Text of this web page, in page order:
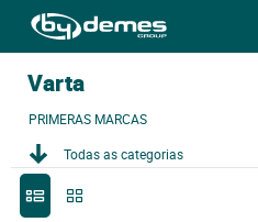
Varta
PRIMERAS MARCAS
Todas as categorias